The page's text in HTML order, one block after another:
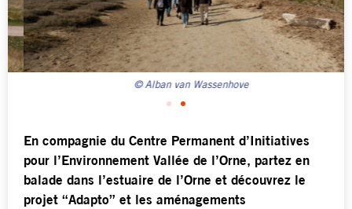
© Alban van Wassenhove
En compagnie du Centre Permanent d’Initiatives
pour l’Environnement Vallée de l’Orne, partez en
balade dans l’estuaire de l’Orne et découvrez le
projet “Adapto” et les aménagements